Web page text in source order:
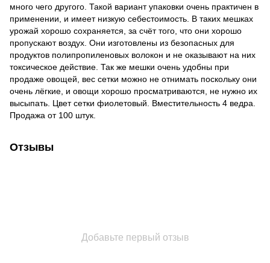
много чего другого. Такой вариант упаковки очень практичен в
применении, и имеет низкую себестоимость. В таких мешках
урожай хорошо сохраняется, за счёт того, что они хорошо
пропускают воздух. Они изготовлены из безопасных для
продуктов полипропиленовых волокон и не оказывают на них
токсическое действие. Так же мешки очень удобны при
продаже овощей, вес сетки можно не отнимать поскольку они
очень лёгкие, и овощи хорошо просматриваются, не нужно их
высыпать. Цвет сетки фиолетовый. Вместительность 4 ведра.
Продажа от 100 штук.
Отзывы
Добавьте первый отзыв